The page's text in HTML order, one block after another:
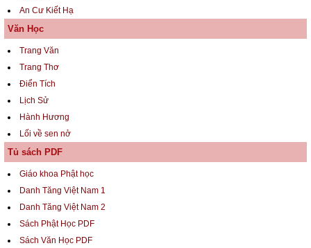
An Cư Kiết Hạ
Văn Học
Trang Văn
Trang Thơ
Điển Tích
Lịch Sử
Hành Hương
Lối về sen nở
Tủ sách PDF
Giáo khoa Phật học
Danh Tăng Việt Nam 1
Danh Tăng Việt Nam 2
Sách Phật Học PDF
Sách Văn Học PDF